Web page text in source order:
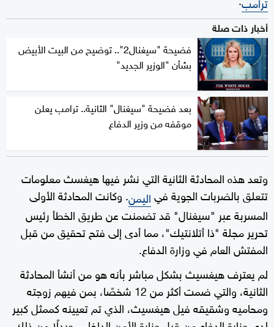
أخبار ذات صلة
فضيحة "سيغنال2".. توضيح من البيت الأبيض
بشأن "الوزير الجديد"
بعد فضيحة "سيغنال" الثانية.. ترامب يعلن
موقفه من وزير الدفاع
وتعد هذه المحادثة الثانية التي نشر فيها هيغسث معلومات
تتعلق بالضربات الجوية فياليمن. وكانت المحادثة الأولى
المسربة عبر "سيغنال" قد تضمنت عن طريق الخطأ رئيس
تحرير مجلة "ذا أتلانتيك"، مما أدى إلى فتح تحقيق من قبل
المفتش العام في وزارة الدفاع.
لم يعترف هيغسيث بشكل مباشر بأنه هو من أنشأ المحادثة
الثانية، والتي ضمت أكثر من 12 شخصًا، بمن فيهم زوجته
ومحاميه وشقيقه فيل هيغسيث، الذي تم تعيينه كممثل كبير